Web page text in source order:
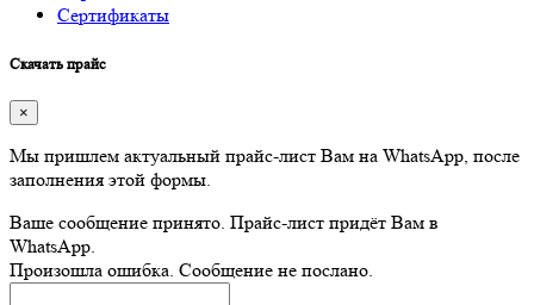
Сертификаты
Скачать прайс
×
Мы пришлем актуальный прайс-лист Вам на WhatsApp, после
заполнения этой формы.
Ваше сообщение принято. Прайс-лист придёт Вам в
WhatsApp.
Произошла ошибка. Сообщение не послано.